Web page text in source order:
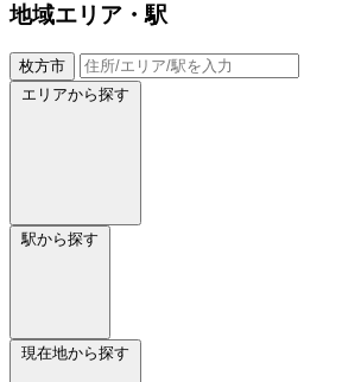
地域エリア・駅
枚方市
エリアから探す
駅から探す
現在地から探す